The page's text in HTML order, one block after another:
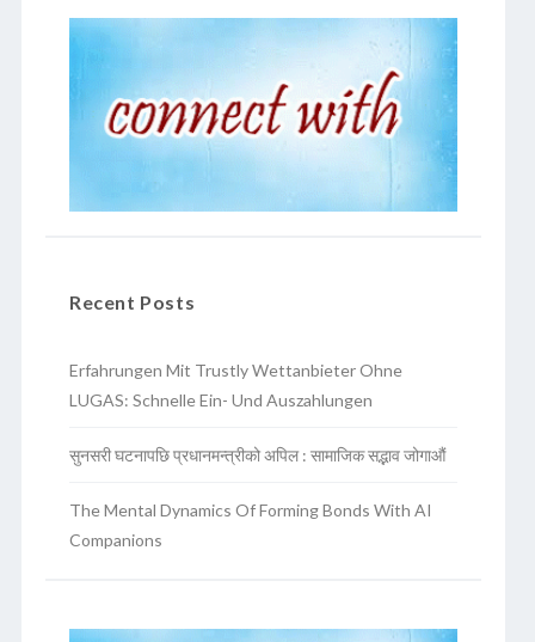
Recent Posts
Erfahrungen Mit Trustly Wettanbieter Ohne
LUGAS: Schnelle Ein- Und Auszahlungen
सुनसरी घटनापछि प्रधानमन्त्रीको अपिल : सामाजिक सद्भाव जोगाऔं
The Mental Dynamics Of Forming Bonds With AI
Companions